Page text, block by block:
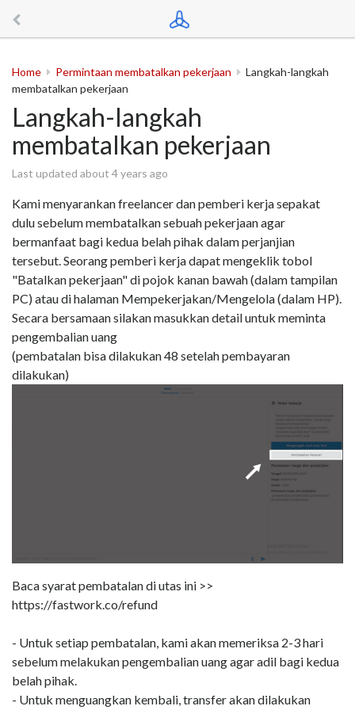
Home Permintaan membatalkan pekerjaan
Langkah-langkah
membatalkan pekerjaan
Langkah-langkah
membatalkan pekerjaan
Last updated about 4 years ago
Kami menyarankan freelancer dan pemberi kerja sepakat
dulu sebelum membatalkan sebuah pekerjaan agar
bermanfaat bagi kedua belah pihak dalam perjanjian
tersebut. Seorang pemberi kerja dapat mengeklik tobol
"Batalkan pekerjaan" di pojok kanan bawah (dalam tampilan
PC) atau di halaman Mempekerjakan/Mengelola (dalam HP).
Secara bersamaan silakan masukkan detail untuk meminta
pengembalian uang
(pembatalan bisa dilakukan 48 setelah pembayaran
dilakukan)
Baca syarat pembatalan di utas ini >>
https://fastwork.co/refund
- Untuk setiap pembatalan, kami akan memeriksa 2-3 hari
sebelum melakukan pengembalian uang agar adil bagi kedua
belah pihak.
- Untuk menguangkan kembali, transfer akan dilakukan